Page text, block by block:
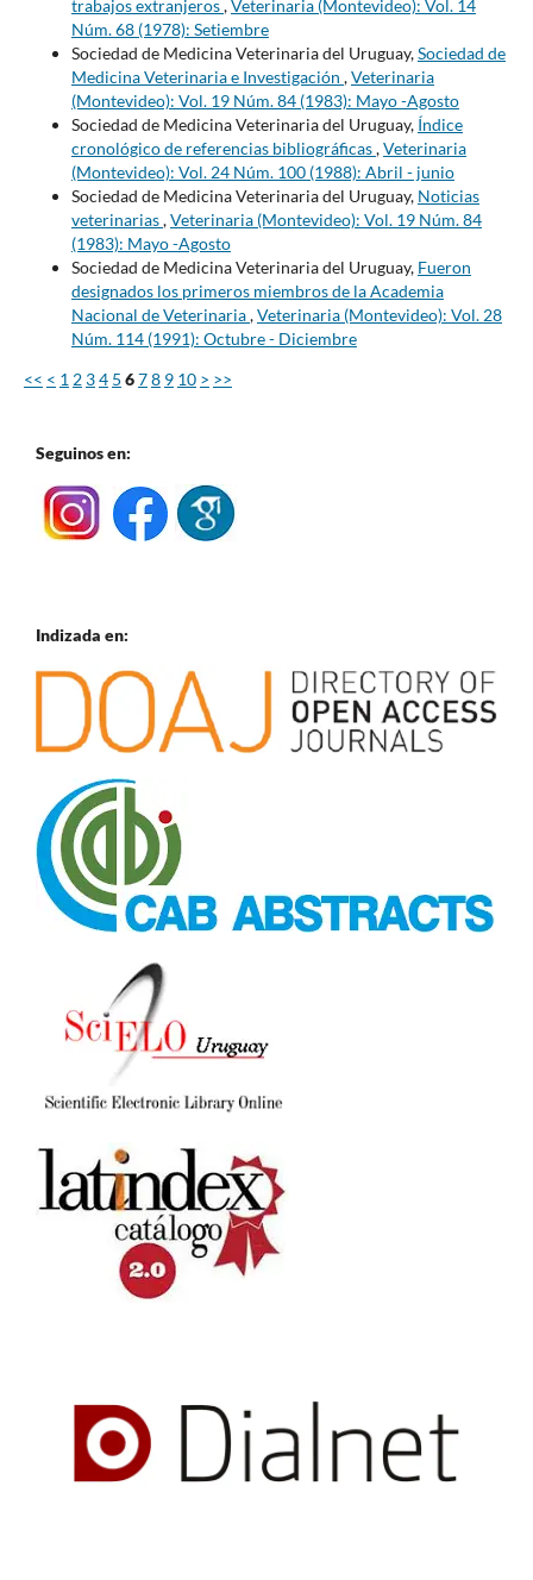
trabajos extranjeros,Veterinaria (Montevideo): Vol. 14
Núm. 68 (1978): Setiembre
Sociedad de Medicina Veterinaria del Uruguay,Sociedad de
Medicina Veterinaria e Investigación ,Veterinaria
(Montevideo): Vol. 19 Núm. 84 (1983): Mayo -Agosto
Sociedad de Medicina Veterinaria del Uruguay, Índice
cronológico de referencias bibliográficas,Veterinaria
(Montevideo): Vol. 24 Núm. 100 (1988): Abril - junio
Sociedad de Medicina Veterinaria del Uruguay, Noticias
veterinarias,Veterinaria (Montevideo): Vol. 19 Núm. 84
(1983): Mayo -Agosto
Sociedad de Medicina Veterinaria del Uruguay, Fueron
designados los primeros miembros de la Academia
Nacional de Veterinaria,Veterinaria (Montevideo): Vol. 28
Núm. 114 (1991): Octubre - Diciembre
<< < 1 2 34 5 678 9 10 > >>
Seguinos en:
Indizada en: